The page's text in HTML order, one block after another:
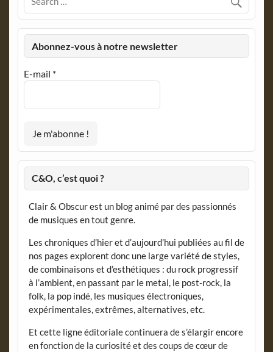
Abonnez-vous à notre newsletter
E-mail *
C&O, c’est quoi ?
Clair & Obscur est un blog animé par des passionnés
de musiques en tout genre.
Les chroniques d’hier et d’aujourd’hui publiées au fil de
nos pages explorent donc une large variété de styles,
de combinaisons et d’esthétiques : du rock progressif
à l’ambient, en passant par le metal, le post-rock, la
folk, la pop indé, les musiques électroniques,
expérimentales, extrêmes, alternatives, etc.
Et cette ligne éditoriale continuera de s’élargir encore
en fonction de la curiosité et des coups de cœur de